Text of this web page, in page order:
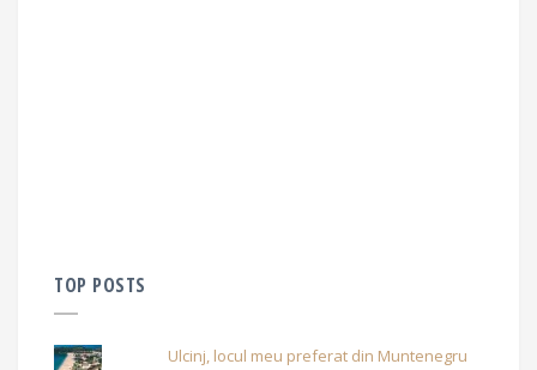
TOP POSTS
Ulcinj, locul meu preferat din Muntenegru